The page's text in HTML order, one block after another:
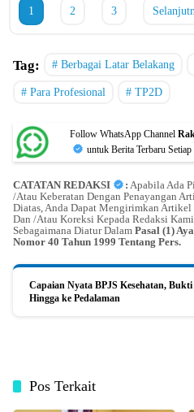
1 2 3
Tag: Berbagai Latar Belakang
Para Profesional TP2D
Follow WhatsApp Channel
untuk Berita Terbaru
CATATAN REDAKSI : Apabila Ada
/Atau Keberatan Dengan Penayangan
Diatas, Anda Dapat Mengirimkan
Dan /Atau Koreksi Kepada Redaksi Kami
Sebagaimana Diatur Dalam Pasal (1)
Nomor 40 Tahun 1999 Tentang Pers.
Capaian Nyata BPJS Kesehatan,
Hingga ke Pedalaman
Pos Terkait